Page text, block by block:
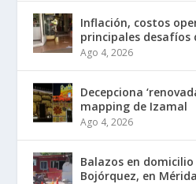
Inflación, costos
principales desafíos
Ago 4, 2026
Decepciona
mapping de Izamal
Ago 4, 2026
Balazos en
Bojórquez, en Mérida